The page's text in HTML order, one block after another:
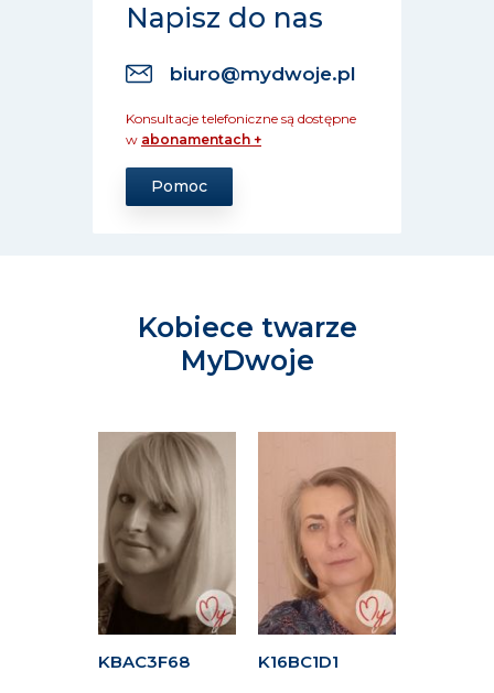
Napisz do nas
biuro@mydwoje.pl
Konsultacje telefoniczne są dostępne
w abonamentach +
Pomoc
Kobiece twarze
MyDwoje
KBAC3F68 K16BC1D1